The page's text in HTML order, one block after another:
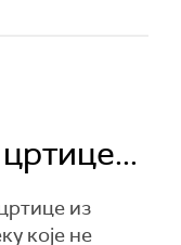
из
које не